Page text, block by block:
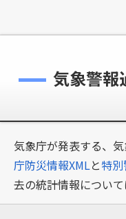
気象警報
気象庁が発表する、
庁防災情報XMLと特
去の統計情報について